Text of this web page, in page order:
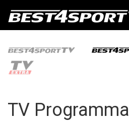
TV Programma